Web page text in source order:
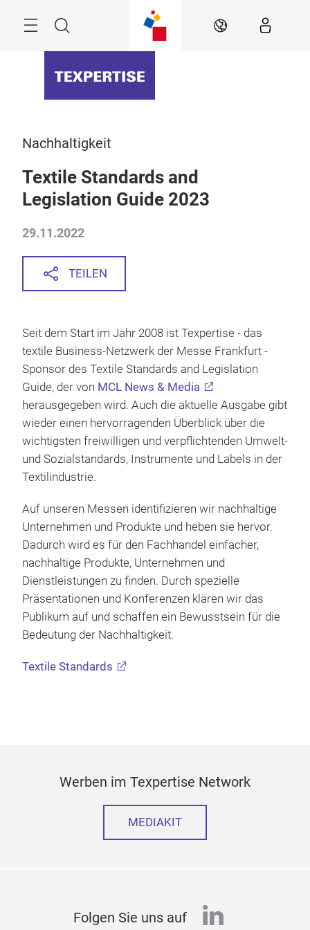
Suche DE
Nachhaltigkeit
Textile Standards and
Legislation Guide 2023
29.11.2022
TEILEN
Seit dem Start im Jahr 2008 ist Texpertise - das
textile Business-Netzwerk der Messe Frankfurt -
Sponsor des Textile Standards and Legislation
Guide, der von MCL News & Media
herausgegeben wird. Auch die aktuelle Ausgabe gibt
wieder einen hervorragenden Überblick über die
wichtigsten freiwilligen und verpflichtenden Umwelt-
und Sozialstandards, Instrumente und Labels in der
Textilindustrie.
Auf unseren Messen identifizieren wir nachhaltige
Unternehmen und Produkte und heben sie hervor.
Dadurch wird es für den Fachhandel einfacher,
nachhaltige Produkte, Unternehmen und
Dienstleistungen zu finden. Durch spezielle
Präsentationen und Konferenzen klären wir das
Publikum auf und schaffen ein Bewusstsein für die
Bedeutung der Nachhaltigkeit.
Textile Standards
Werben im Texpertise Network
MEDIAKIT
Folgen Sie uns auf linkedin